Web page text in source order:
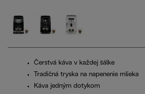
Čerstvá káva v každej šálke
Tradičná tryska na napenenie mlieka
Káva jedným dotykom